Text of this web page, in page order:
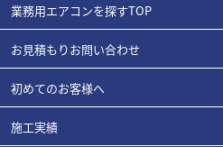
業務用エアコンを探すTOP
お見積もりお問い合わせ
初めてのお客様へ
施工実績